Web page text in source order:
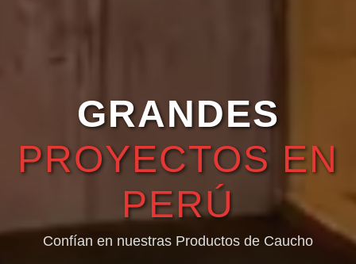
GRANDES
PROYECTOS EN
PERÚ
Confían en nuestras Productos de Caucho